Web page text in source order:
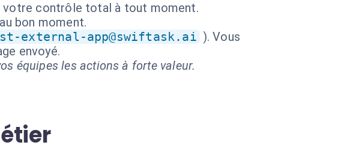
votre contrôle total à tout moment.
bon moment.
external-app@swiftask.ai ). Vous
envoyé.
équipes les actions à forte valeur.